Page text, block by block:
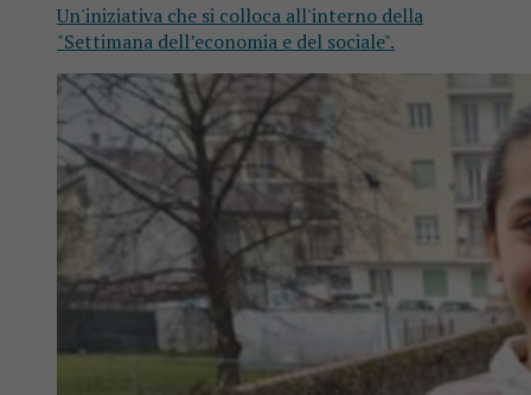
Un'iniziativa che si colloca all'interno della
"Settimana dell’economia e del sociale".